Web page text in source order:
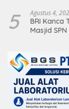
5 Agustus 4,
BRI Kanca
Masjid